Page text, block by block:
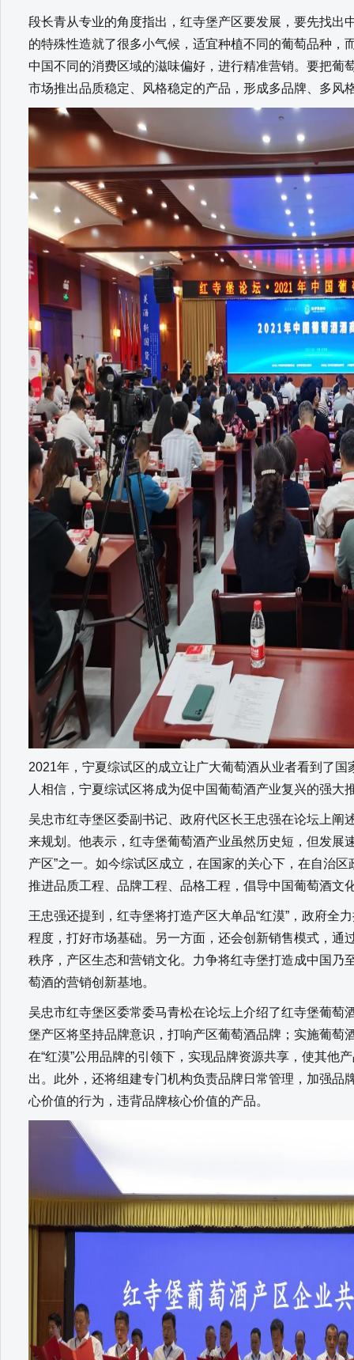
段长青从专业的角度指出，红寺堡产区要发展，要先找出
的特殊性造就了很多小气候，适宜种植不同的葡萄品种，
中国不同的消费区域的滋味偏好，进行精准营销。要把葡
市场推出品质稳定、风格稳定的产品，形成多品牌、多风
2021年，宁夏综试区的成立让广大葡萄酒从业者看到了
人相信，宁夏综试区将成为促中国葡萄酒产业复兴的强大
吴忠市红寺堡区委副书记、政府代区长王忠强在论坛上阐
来规划。他表示，红寺堡葡萄酒产业虽然历史短，但发展
产区”之一。如今综试区成立，在国家的关心下，在自治
推进品质工程、品牌工程、品格工程，倡导中国葡萄酒文
王忠强还提到，红寺堡将打造产区大单品“红漠”，政府全
程度，打好市场基础。另一方面，还会创新销售模式，通
秩序，产区生态和营销文化。力争将红寺堡打造成中国乃
萄酒的营销创新基地。
吴忠市红寺堡区委常委马青松在论坛上介绍了红寺堡葡萄
堡产区将坚持品牌意识，打响产区葡萄酒品牌；实施葡萄
在“红漠”公用品牌的引领下，实现品牌资源共享，使其他
出。此外，还将组建专门机构负责品牌日常管理，加强品
心价值的行为，违背品牌核心价值的产品。